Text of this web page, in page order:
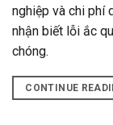
nghiệp và chi phí
nhận biết lỗi ắc
chóng.
CONTINUE